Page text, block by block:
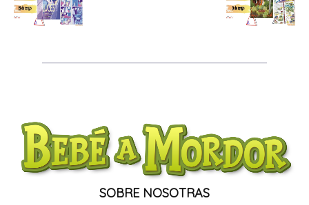
SOBRE NOSOTRAS